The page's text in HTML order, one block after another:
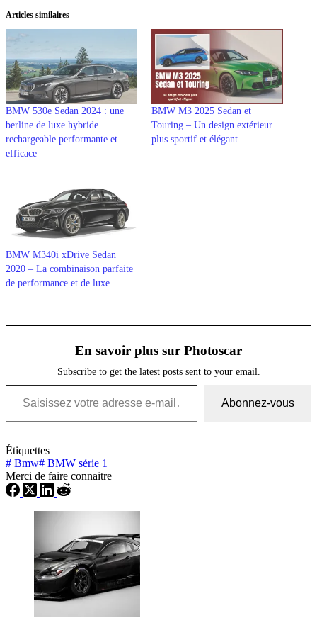
Articles similaires
BMW 530e Sedan 2024 : une
berline de luxe hybride
rechargeable performante et
efficace
BMW M3 2025 Sedan et
Touring – Un design extérieur
plus sportif et élégant
BMW M340i xDrive Sedan
2020 – La combinaison parfaite
de performance et de luxe
En savoir plus sur Photoscar
Subscribe to get the latest posts sent to your email.
Saisissez votre adresse e-mail…
Abonnez-vous
Étiquettes
# Bmw# BMW série 1
Merci de faire connaitre